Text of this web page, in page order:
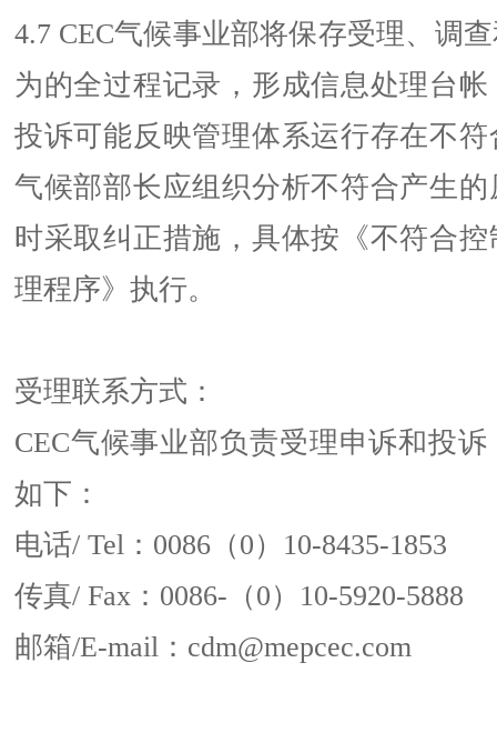
4.7 CEC气候事业部将保存受理、调
为的全过程记录，形成信息处理台
投诉可能反映管理体系运行存在不
气候部部长应组织分析不符合产生
时采取纠正措施，具体按《不符合
理程序》执行。
受理联系方式：
CEC气候事业部负责受理申诉和投
如下：
电话/ Tel：0086（0）10-8435-1853
传真/ Fax：0086-（0）10-5920-5888
邮箱/E-mail：cdm@mepcec.com